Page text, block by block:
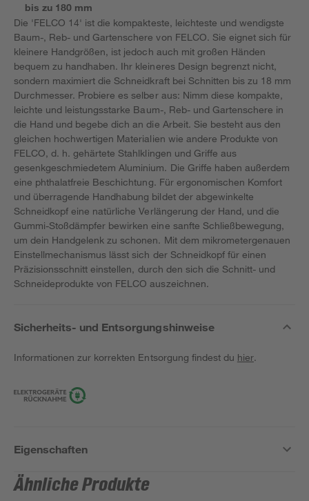
bis zu 180 mm
Die 'FELCO 14' ist die kompakteste, leichteste und wendigste
Baum-, Reb- und Gartenschere von FELCO. Sie eignet sich für
kleinere Handgrößen, ist jedoch auch mit großen Händen
bequem zu handhaben. Ihr kleineres Design begrenzt nicht,
sondern maximiert die Schneidkraft bei Schnitten bis zu 18 mm
Durchmesser. Probiere es selber aus: Nimm diese kompakte,
leichte und leistungsstarke Baum-, Reb- und Gartenschere in
die Hand und begebe dich an die Arbeit. Sie besteht aus den
gleichen hochwertigen Materialien wie andere Produkte von
FELCO, d. h. gehärtete Stahlklingen und Griffe aus
gesenkgeschmiedetem Aluminium. Die Griffe haben außerdem
eine phthalatfreie Beschichtung. Für ergonomischen Komfort
und überragende Handhabung bildet der abgewinkelte
Schneidkopf eine natürliche Verlängerung der Hand, und die
Gummi-Stoßdämpfer bewirken eine sanfte Schließbewegung,
um dein Handgelenk zu schonen. Mit dem mikrometergenauen
Einstellmechanismus lässt sich der Schneidkopf für einen
Präzisionsschnitt einstellen, durch den sich die Schnitt- und
Schneideprodukte von FELCO auszeichnen.
Sicherheits- und Entsorgungshinweise
Informationen zur korrekten Entsorgung findest du hier.
Eigenschaften
Ähnliche Produkte